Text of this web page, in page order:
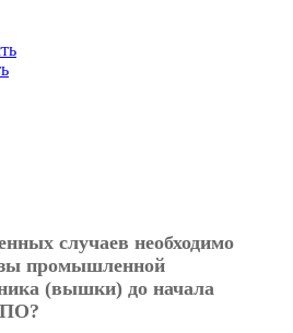
случаев необходимо
промышленной
(вышки) до начала